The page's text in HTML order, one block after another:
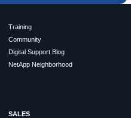
Training
Community
Digital Support Blog
NetApp Neighborhood
SALES